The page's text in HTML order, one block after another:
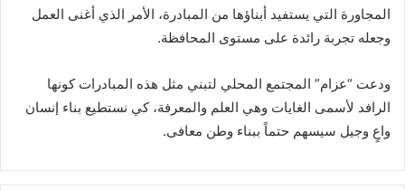
المجاورة التي يستفيد أبناؤها من المبادرة، الأمر الذي أغنى العمل
وجعله تجربة رائدة على مستوى المحافظة.
ودعت “عزام” المجتمع المحلي لتبني مثل هذه المبادرات كونها
الرافد لأسمى الغايات وهي العلم والمعرفة، كي نستطيع بناء إنسان
واعٍ وجيل سيسهم حتماً ببناء وطن معافى.